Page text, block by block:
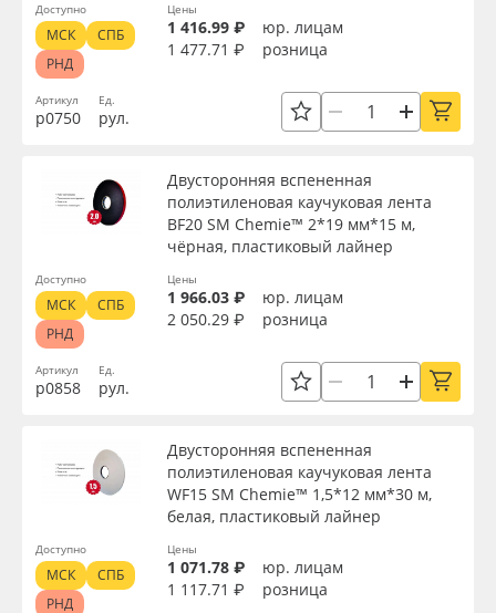
Артикул
р0750
Ед.
рул.
Цены
1 416.99 ₽
юр. лицам
1 477.71 ₽
розница
Доступно
МСК
СПБ
РНД
Артикул
р0858
Двусторонняя вспененная
полиэтиленовая каучуковая лента
BF20 SM Chemie™ 2*19 мм*15 м,
чёрная, пластиковый лайнер
Ед.
рул.
Цены
1 966.03 ₽
юр. лицам
2 050.29 ₽
розница
Доступно
МСК
СПБ
РНД
Двусторонняя вспененная
полиэтиленовая каучуковая лента
WF15 SM Chemie™ 1,5*12 мм*30 м,
белая, пластиковый лайнер
Цены
1 071.78 ₽
юр. лицам
1 117.71 ₽
розница
Доступно
МСК
СПБ
РНД